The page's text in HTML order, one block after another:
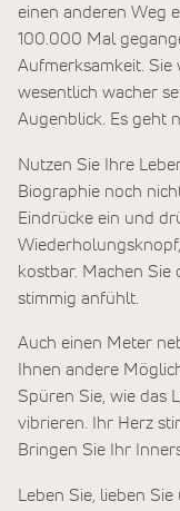
einen anderen Weg
100.000 Mal
Aufmerksamkeit.
wesentlich wacher
Augenblick. Es geht
Nutzen Sie Ihre
Biographie noch
Eindrücke ein und
kostbar. Machen Sie
stimmig anfühlt.
Auch einen Meter
Ihnen andere
Spüren Sie, wie das
vibrieren. Ihr Herz
Bringen Sie Ihr
Leben Sie, lieben